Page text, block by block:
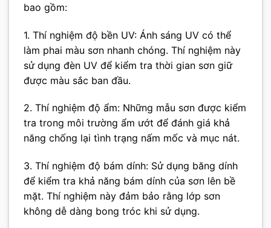
bao gồm:
1. Thí nghiệm độ bền UV: Ánh sáng UV có thể
làm phai màu sơn nhanh chóng. Thí nghiệm này
sử dụng đèn UV để kiểm tra thời gian sơn giữ
được màu sắc ban đầu.
2. Thí nghiệm độ ẩm: Những mẫu sơn được kiểm
tra trong môi trường ẩm ướt để đánh giá khả
năng chống lại tình trạng nấm mốc và mục nát.
3. Thí nghiệm độ bám dính: Sử dụng băng dính
để kiểm tra khả năng bám dính của sơn lên bề
mặt. Thí nghiệm này đảm bảo rằng lớp sơn
không dễ dàng bong tróc khi sử dụng.